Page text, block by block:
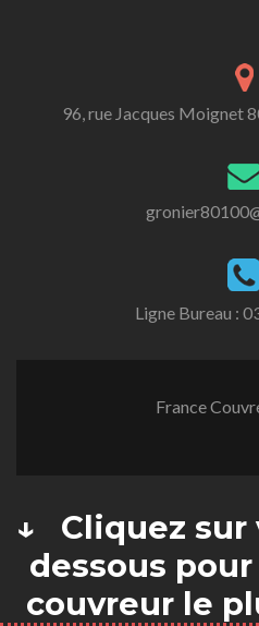
96, rue Jacques Moignet
Ligne Bureau :
France
↓ Cliquez sur
dessous
couvreur le